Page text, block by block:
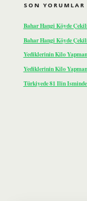
SON YORUMLAR
Bahar Hangi Köyde
Bahar Hangi Köyde
Yediklerinin Kilo
Yediklerinin Kilo
Türkiyede 81 Ilin